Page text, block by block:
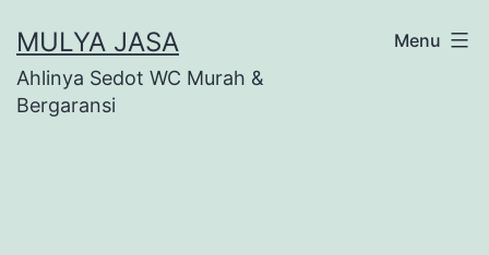
to
content
MULYA JASA
Ahlinya Sedot WC Murah &
Bergaransi
Menu